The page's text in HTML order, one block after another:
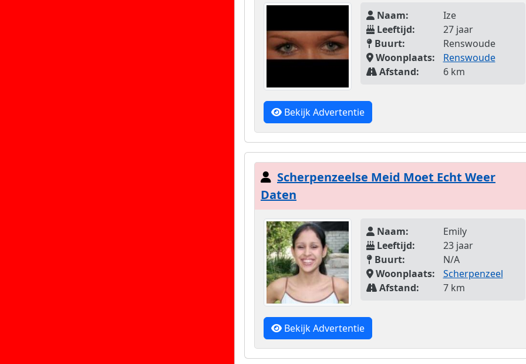
Naam:
Ize
Leeftijd:
27 jaar
Buurt:
Renswoude
Woonplaats:
Renswoude
Afstand:
6 km
Bekijk Advertentie
Scherpenzeelse Meid Moet Echt Weer
Daten
Naam:
Emily
Leeftijd:
23 jaar
Buurt:
N/A
Woonplaats:
Scherpenzeel
Afstand:
7 km
Bekijk Advertentie